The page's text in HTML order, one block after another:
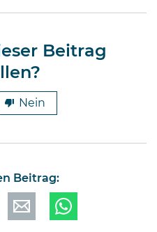
Beitrag
Nein
Beitrag: